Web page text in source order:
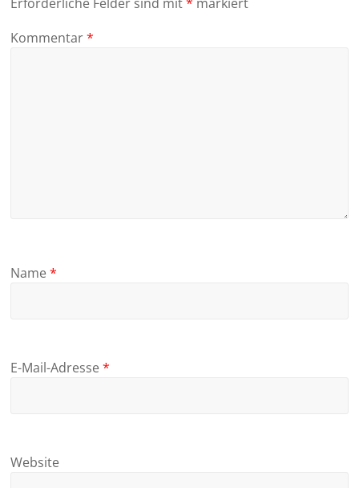
Kommentar*
Name*
E-Mail-Adresse*
Website